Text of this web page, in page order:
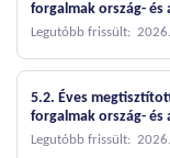
forgalmak ország-
Legutóbb frissült:
5.2. Éves
forgalmak ország-
Legutóbb frissült: